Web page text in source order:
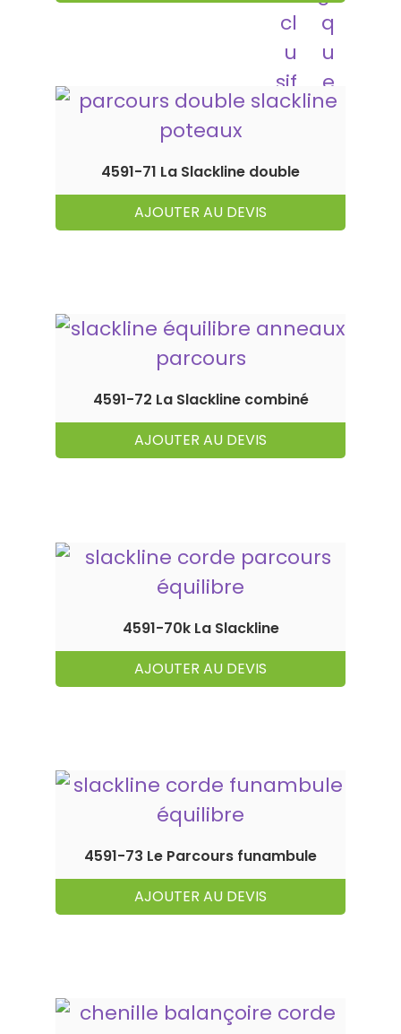
4591-71 La Slackline double
AJOUTER AU DEVIS
4591-72 La Slackline combiné
AJOUTER AU DEVIS
4591-70k La Slackline
AJOUTER AU DEVIS
4591-73 Le Parcours funambule
AJOUTER AU DEVIS